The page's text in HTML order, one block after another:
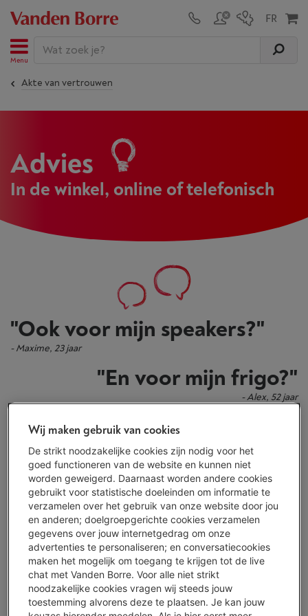
Menu
Akte van vertrouwen
Advies
In de winkel, online of telefonisch
"Ook voor mijn speakers?"
- Maxime, 23 jaar
"En voor mijn frigo?"
- Alex, 52 jaar
Jazeker. Ook voor je speakers en voor je frigo. En voor je dampkap,
headset of wasmachine. We zijn er voor 't leven. Voor jouw leven.
Dat betekent dat onze medewerkers goed naar je luisteren.
Zodat ze weten wat jij op dit moment nodig hebt en ze jou
precies dat ene toestel kunnen aanraden dat helemaal bij je past.
Dat beloven we.
Onze engagementen
Uitgebreid productgamma
Wij maken gebruik van cookies
De strikt noodzakelijke cookies zijn nodig voor het
goed functioneren van de website en kunnen niet
worden geweigerd. Daarnaast worden andere cookies
gebruikt voor statistische doeleinden om informatie te
verzamelen over het gebruik van onze website door jou
en anderen; doelgroepgerichte cookies verzamelen
gegevens over jouw internetgedrag om onze
advertenties te personaliseren; en conversatiecookies
maken het mogelijk om toegang te krijgen tot de live
chat met Vanden Borre. Voor alle niet strikt
noodzakelijke cookies vragen wij steeds jouw
toestemming alvorens deze te plaatsen. Je kan jouw